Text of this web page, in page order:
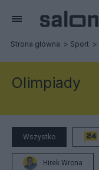
Strona główna Sport
Olimpiady
Wszystko
Hirek Wrona